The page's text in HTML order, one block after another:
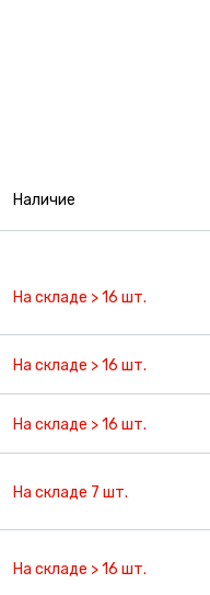
Наличие
На складе > 16 шт.
На складе > 16 шт.
На складе > 16 шт.
На складе 7 шт.
На складе > 16 шт.